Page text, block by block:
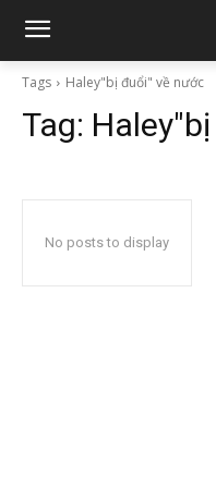
Tags Haley"bị đuổi" về nước
Tag:
No posts to display